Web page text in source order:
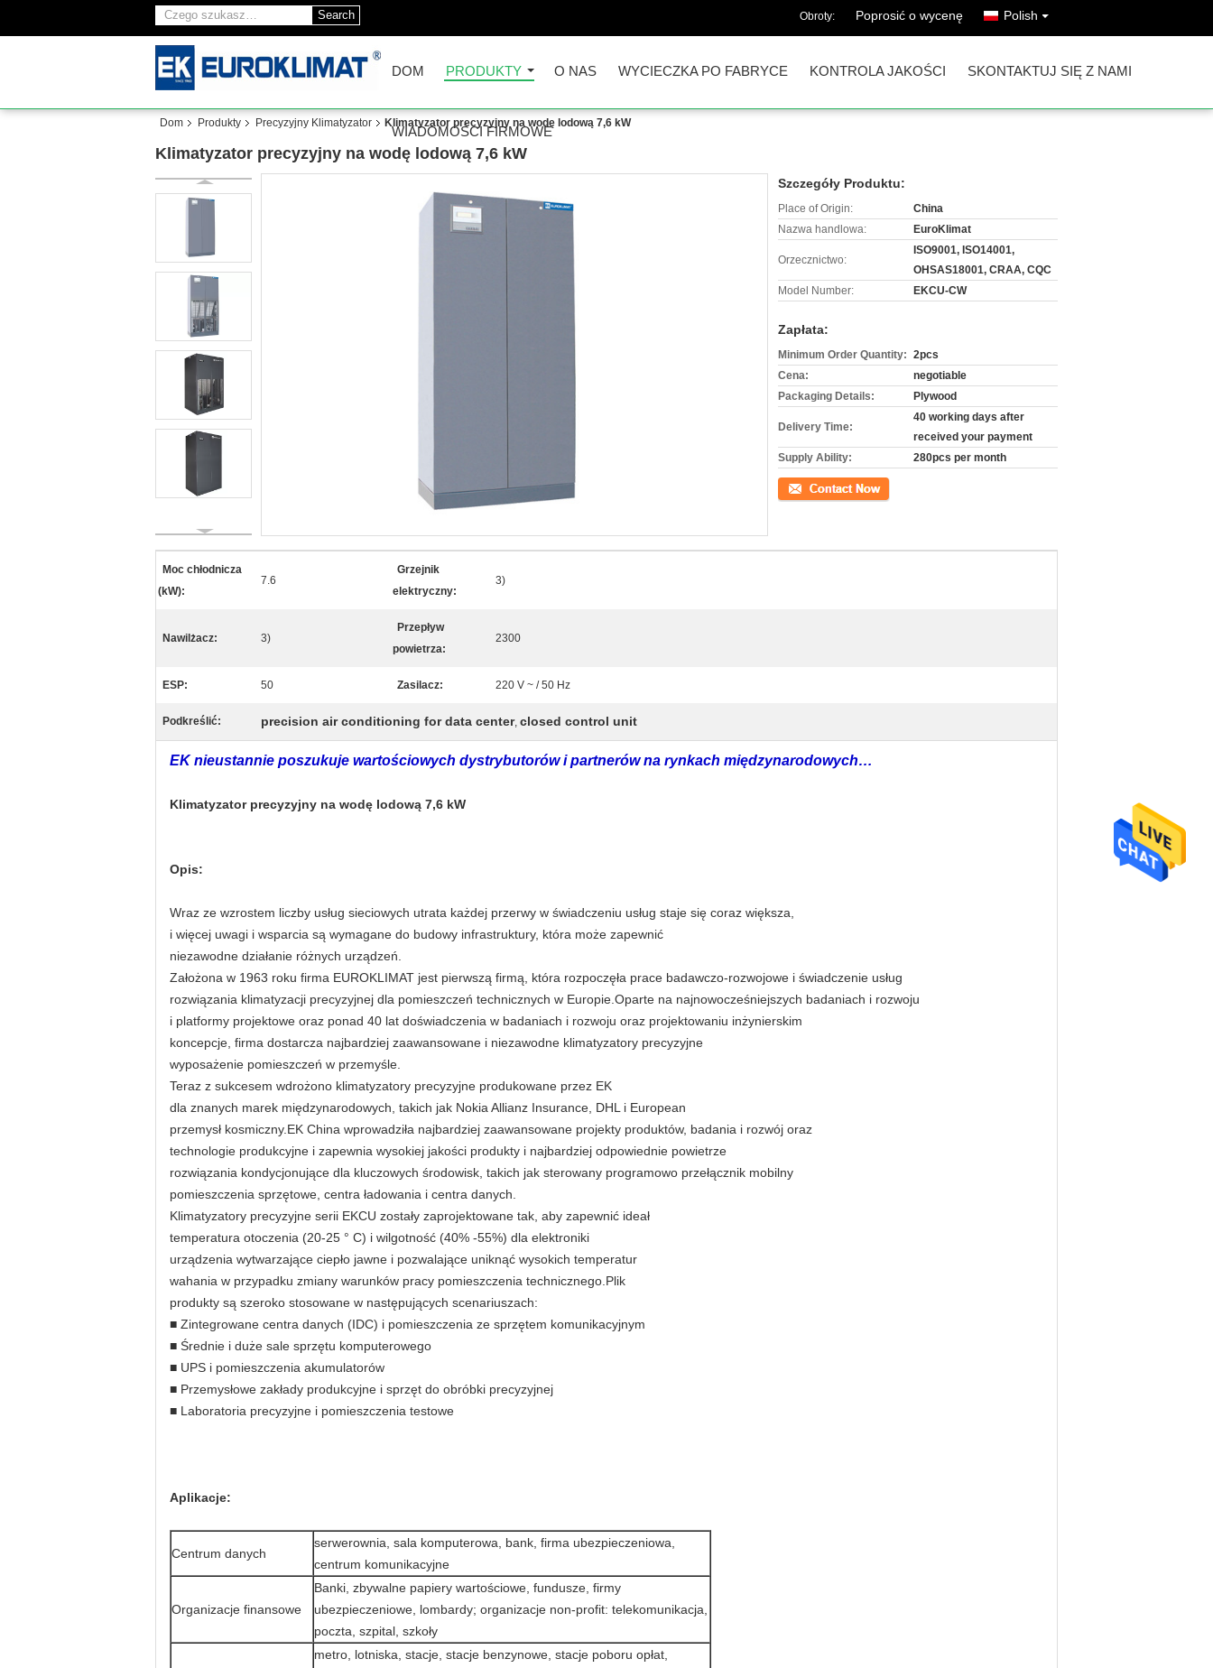
Search Obroty: Poprosić o wycenę Polish
DOM PRODUKTY O NAS WYCIECZKA PO FABRYCE KONTROLA JAKOŚCI SKONTAKTUJ SIĘ Z NAMI
WIADOMOŚCI FIRMOWE
Dom Produkty Precyzyjny Klimatyzator Klimatyzator precyzyjny na wodę lodową 7,6 kW
Klimatyzator precyzyjny na wodę lodową 7,6 kW
Szczegóły Produktu:
Place of Origin:
China
Nazwa handlowa:
EuroKlimat
Orzecznictwo:
ISO9001, ISO14001,
OHSAS18001, CRAA, CQC
Model Number:
EKCU-CW
Zapłata:
Minimum Order Quantity: 2pcs
Cena:
negotiable
Packaging Details:
Plywood
Delivery Time:
40 working days after
received your payment
Supply Ability:
280pcs per month
Kontakt
Moc chłodnicza
(kW):
7.6
Grzejnik
elektryczny:
3)
Nawilżacz: 3)
Przepływ
powietrza:
2300
ESP: 50 Zasilacz: 220 V ~ / 50 Hz
Podkreślić: precision air conditioning for data center, closed control unit
EK nieustannie poszukuje wartościowych dystrybutorów i partnerów na rynkach międzynarodowych…
Klimatyzator precyzyjny na wodę lodową 7,6 kW
Opis:
Wraz ze wzrostem liczby usług sieciowych utrata każdej przerwy w świadczeniu usług staje się coraz większa,
i więcej uwagi i wsparcia są wymagane do budowy infrastruktury, która może zapewnić
niezawodne działanie różnych urządzeń.
Założona w 1963 roku firma EUROKLIMAT jest pierwszą firmą, która rozpoczęła prace badawczo-rozwojowe i świadczenie usług
rozwiązania klimatyzacji precyzyjnej dla pomieszczeń technicznych w Europie.Oparte na najnowocześniejszych badaniach i rozwoju
i platformy projektowe oraz ponad 40 lat doświadczenia w badaniach i rozwoju oraz projektowaniu inżynierskim
koncepcje, firma dostarcza najbardziej zaawansowane i niezawodne klimatyzatory precyzyjne
wyposażenie pomieszczeń w przemyśle.
Teraz z sukcesem wdrożono klimatyzatory precyzyjne produkowane przez EK
dla znanych marek międzynarodowych, takich jak Nokia Allianz Insurance, DHL i European
przemysł kosmiczny.EK China wprowadziła najbardziej zaawansowane projekty produktów, badania i rozwój oraz
technologie produkcyjne i zapewnia wysokiej jakości produkty i najbardziej odpowiednie powietrze
rozwiązania kondycjonujące dla kluczowych środowisk, takich jak sterowany programowo przełącznik mobilny
pomieszczenia sprzętowe, centra ładowania i centra danych.
Klimatyzatory precyzyjne serii EKCU zostały zaprojektowane tak, aby zapewnić ideał
temperatura otoczenia (20-25 ° C) i wilgotność (40% -55%) dla elektroniki
urządzenia wytwarzające ciepło jawne i pozwalające uniknąć wysokich temperatur
wahania w przypadku zmiany warunków pracy pomieszczenia technicznego.Plik
produkty są szeroko stosowane w następujących scenariuszach:
■ Zintegrowane centra danych (IDC) i pomieszczenia ze sprzętem komunikacyjnym
■ Średnie i duże sale sprzętu komputerowego
■ UPS i pomieszczenia akumulatorów
■ Przemysłowe zakłady produkcyjne i sprzęt do obróbki precyzyjnej
■ Laboratoria precyzyjne i pomieszczenia testowe
Aplikacje:
Centrum danych
serwerownia, sala komputerowa, bank, firma ubezpieczeniowa,
centrum komunikacyjne
Organizacje finansowe
Banki, zbywalne papiery wartościowe, fundusze, firmy
ubezpieczeniowe, lombardy; organizacje non-profit: telekomunikacja,
poczta, szpital, szkoły
metro, lotniska, stacje, stacje benzynowe, stacje poboru opłat,